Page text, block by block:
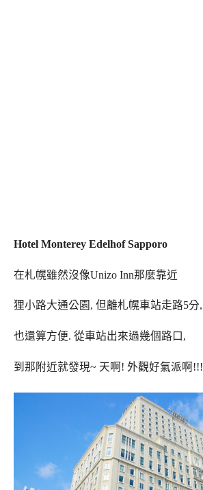
Hotel Monterey Edelhof Sapporo
在札幌雖然沒像Unizo Inn那麼靠近
狸小路大通公園, 但離札幌車站走路5分,
也還算方便. 從車站出來過幾個路口,
到那附近就發現~ 天啊! 外觀好氣派啊!!!